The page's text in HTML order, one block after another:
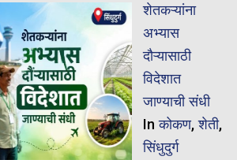
शेतकऱ्यांना
अभ्यास
दौऱ्यासाठी
विदेशात
जाण्याची संधी
Inकोकण,शेती,
सिंधुदुर्ग